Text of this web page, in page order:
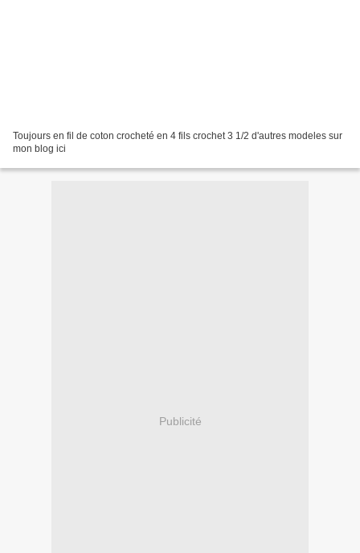
Toujours en fil de coton crocheté en 4 fils crochet 3 1/2 d'autres modeles sur
mon blog ici
Publicité